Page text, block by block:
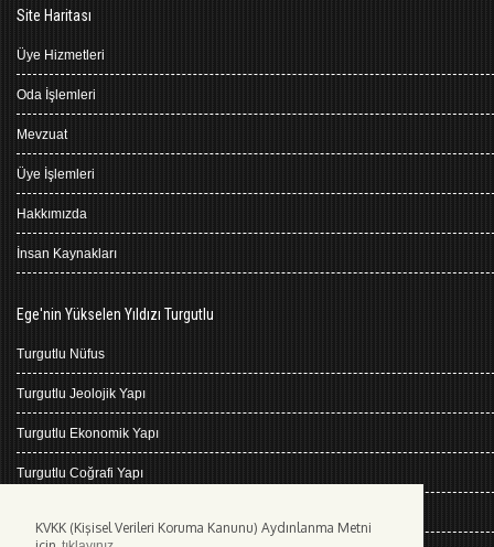
KVKK (Kişisel Verileri Koruma Kanunu) Aydınlanma Metni
Site Haritası
Üye Hizmetleri
Oda İşlemleri
Mevzuat
Üye İşlemleri
Hakkımızda
İnsan Kaynakları
Ege'nin Yükselen Yıldızı Turgutlu
Turgutlu Nüfus
Turgutlu Jeolojik Yapı
Turgutlu Ekonomik Yapı
Turgutlu Coğrafi Yapı